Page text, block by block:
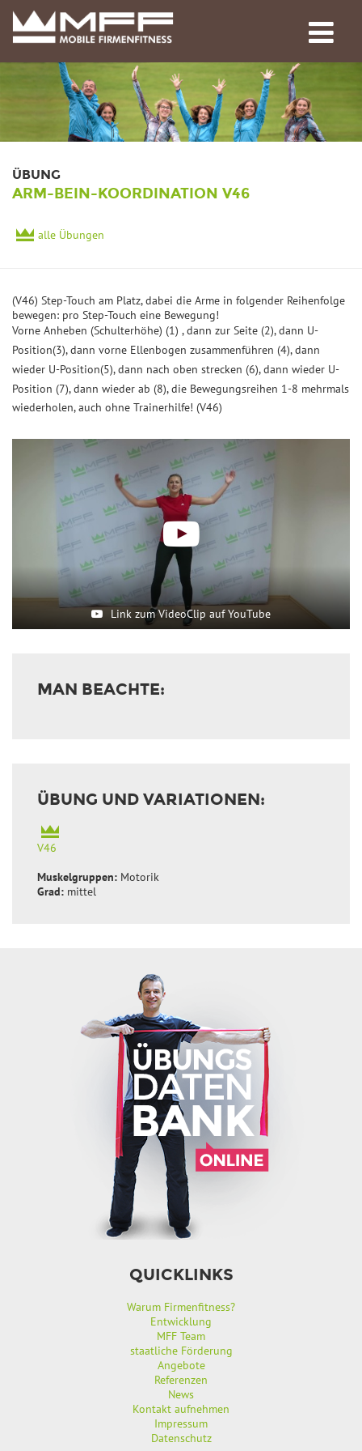
ÜBUNG
ARM-BEIN-KOORDINATION V46
alle Übungen
(V46) Step-Touch am Platz, dabei die Arme in folgender Reihenfolge
bewegen: pro Step-Touch eine Bewegung!
Vorne Anheben (Schulterhöhe) (1) , dann zur Seite (2), dann U-
Position(3), dann vorne Ellenbogen zusammenführen (4), dann
wieder U-Position(5), dann nach oben strecken (6), dann wieder U-
Position (7), dann wieder ab (8), die Bewegungsreihen 1-8 mehrmals
wiederholen, auch ohne Trainerhilfe! (V46)
Link zum VideoClip auf YouTube
MAN BEACHTE:
ÜBUNG UND VARIATIONEN:
V46
Muskelgruppen: Motorik
Grad: mittel
QUICKLINKS
Warum Firmenfitness?
Entwicklung
MFF Team
staatliche Förderung
Angebote
Referenzen
News
Kontakt aufnehmen
Impressum
Datenschutz